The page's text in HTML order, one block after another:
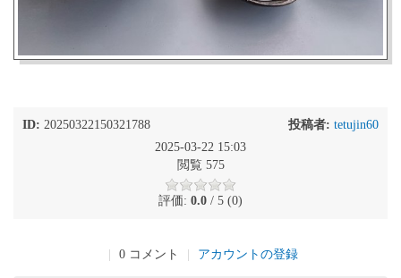
ID: 20250322150321788 投稿者: tetujin60
2025-03-22 15:03
閲覧 575
評価: 0.0 / 5 (0)
0 コメント アカウントの登録